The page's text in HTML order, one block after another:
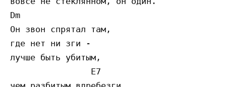
Dm
Он звон спрятал там,
где нет ни зги -
лучше быть убитым,
                E7